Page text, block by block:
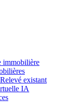
immobilière
existant
IA